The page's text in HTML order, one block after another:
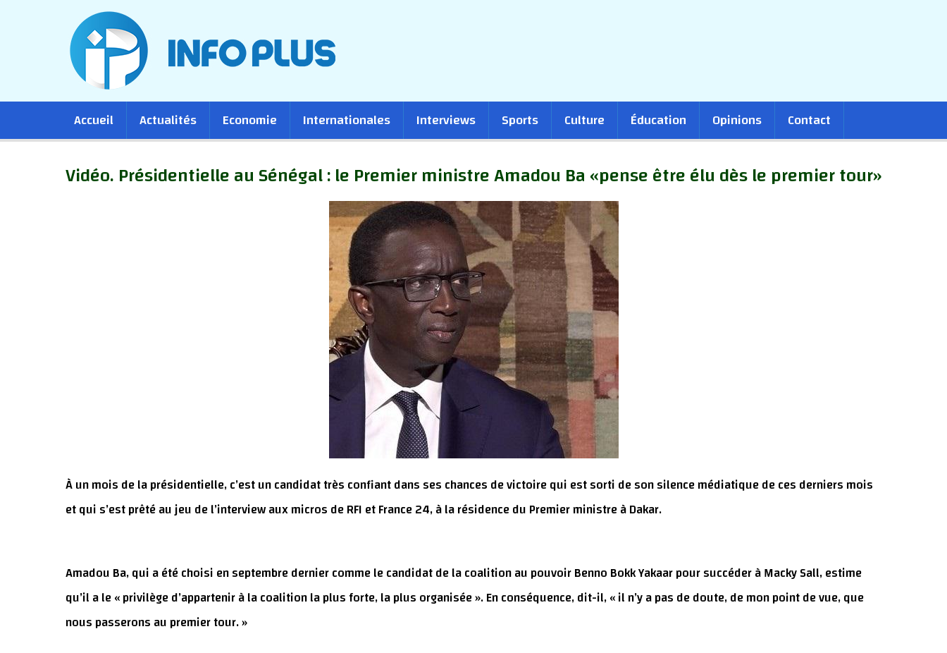
Main
navigation
Accueil Actualités Economie Internationales Interviews Sports Culture Éducation Opinions Contact
Vidéo. Présidentielle au Sénégal : le Premier ministre Amadou Ba «pense être élu dès le premier tour»
À un mois de la présidentielle, c’est un candidat très confiant dans ses chances de victoire qui est sorti de son silence médiatique de ces derniers mois
et qui s’est prêté au jeu de l’interview aux micros de RFI et France 24, à la résidence du Premier ministre à Dakar.
Amadou Ba, qui a été choisi en septembre dernier comme le candidat de la coalition au pouvoir Benno Bokk Yakaar pour succéder à Macky Sall, estime
qu’il a le « privilège d’appartenir à la coalition la plus forte, la plus organisée ». En conséquence, dit-il, « il n’y a pas de doute, de mon point de vue, que
nous passerons au premier tour. »